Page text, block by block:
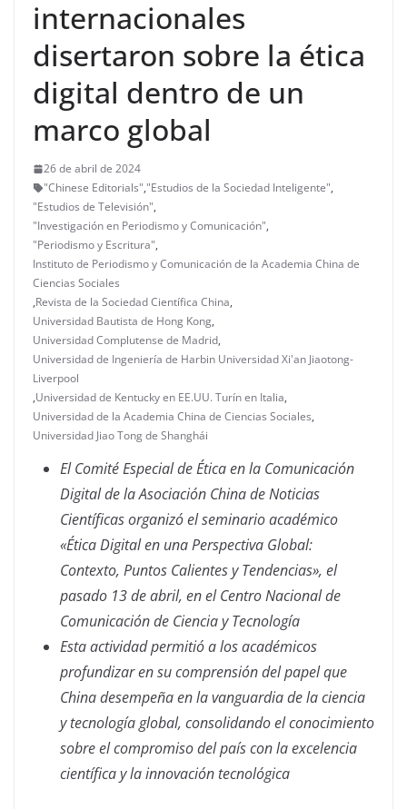
internacionales
disertaron sobre la ética
digital dentro de un
marco global
26 de abril de 2024
"Chinese Editorials","Estudios de la Sociedad Inteligente",
"Estudios de Televisión",
"Investigación en Periodismo y Comunicación",
"Periodismo y Escritura",
Instituto de Periodismo y Comunicación de la Academia China de
Ciencias Sociales
,Revista de la Sociedad Científica China,
Universidad Bautista de Hong Kong,
Universidad Complutense de Madrid,
Universidad de Ingeniería de Harbin Universidad Xi'an Jiaotong-
Liverpool
,Universidad de Kentucky en EE.UU. Turín en Italia,
Universidad de la Academia China de Ciencias Sociales,
Universidad Jiao Tong de Shanghái
El Comité Especial de Ética en la Comunicación
Digital de la Asociación China de Noticias
Científicas organizó el seminario académico
«Ética Digital en una Perspectiva Global:
Contexto, Puntos Calientes y Tendencias», el
pasado 13 de abril, en el Centro Nacional de
Comunicación de Ciencia y Tecnología
Esta actividad permitió a los académicos
profundizar en su comprensión del papel que
China desempeña en la vanguardia de la ciencia
y tecnología global, consolidando el conocimiento
sobre el compromiso del país con la excelencia
científica y la innovación tecnológica